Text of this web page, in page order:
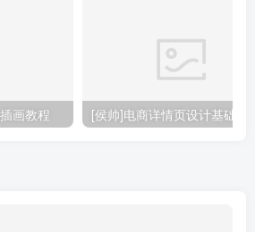
画教程 [侯帅]电商详情页设计基础